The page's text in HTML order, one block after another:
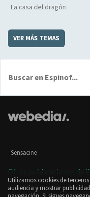
La casa del dragón
VER MÁS TEMAS
Sensacine
Otras publicaciones de
Utilizamos cookies de
audiencia y mostrar